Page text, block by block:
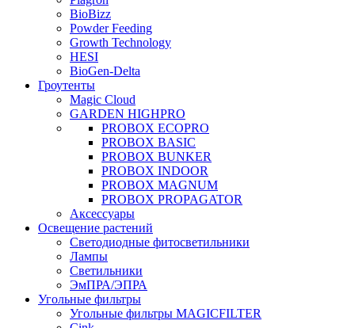
BioBizz
Powder Feeding
Growth Technology
HESI
BioGen-Delta
Гроутенты
Magic Cloud
GARDEN HIGHPRO
PROBOX ECOPRO
PROBOX BASIC
PROBOX BUNKER
PROBOX INDOOR
PROBOX MAGNUM
PROBOX PROPAGATOR
Аксессуары
Освещение растений
Светодиодные фитосветильники
Лампы
Светильники
ЭмПРА/ЭПРА
Угольные фильтры
Угольные фильтры MAGICFILTER